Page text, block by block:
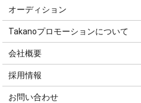
オーディション
Takanoプロモーションについて
会社概要
採用情報
お問い合わせ